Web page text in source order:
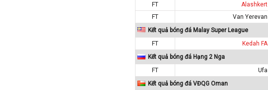
FT
Alashkert
FT
Van Yerevan
Kết quả bóng đá Malay Super League
FT
Kedah FA
Kết quả bóng đá Hạng 2 Nga
FT
Ufa
Kết quả bóng đá VĐQG Oman